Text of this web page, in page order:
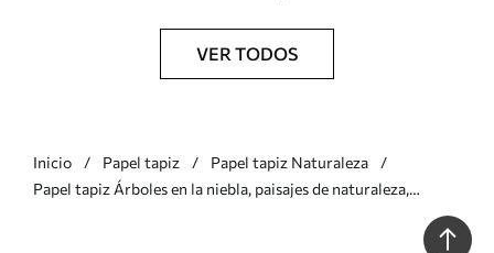
VER TODOS
Inicio Papel tapiz
Papel tapiz Naturaleza
Papel tapiz Árboles en la niebla, paisajes de naturaleza,